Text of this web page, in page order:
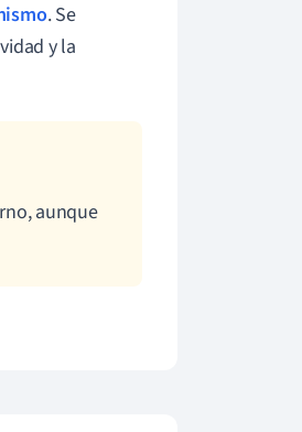
. Se
y la
aunque